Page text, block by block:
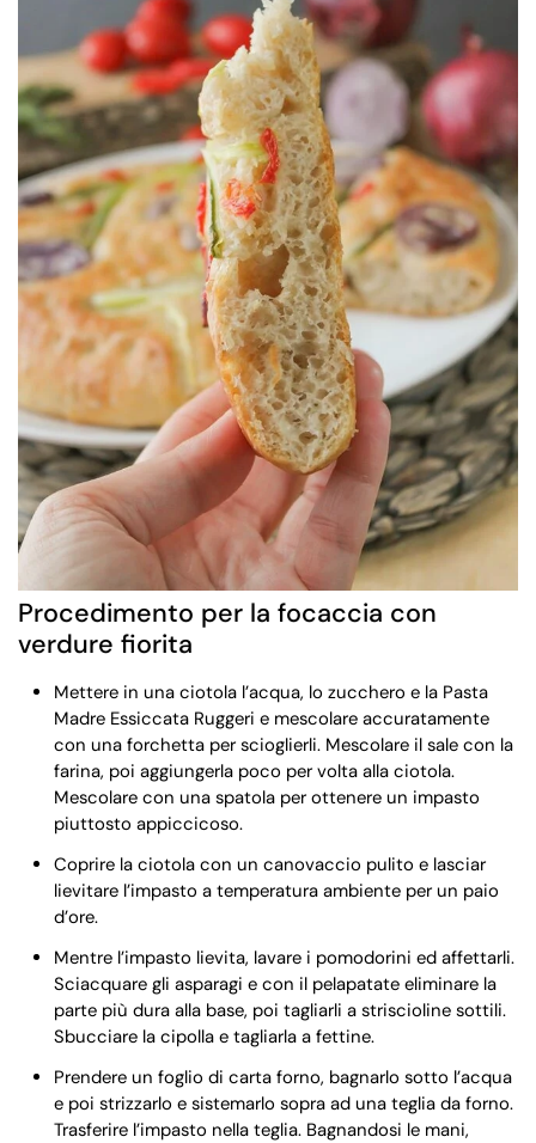
Procedimento per la focaccia con
verdure fiorita
Mettere in una ciotola l’acqua, lo zucchero e la Pasta
Madre Essiccata Ruggeri e mescolare accuratamente
con una forchetta per scioglierli. Mescolare il sale con la
farina, poi aggiungerla poco per volta alla ciotola.
Mescolare con una spatola per ottenere un impasto
piuttosto appiccicoso.
Coprire la ciotola con un canovaccio pulito e lasciar
lievitare l’impasto a temperatura ambiente per un paio
d’ore.
Mentre l’impasto lievita, lavare i pomodorini ed affettarli.
Sciacquare gli asparagi e con il pelapatate eliminare la
parte più dura alla base, poi tagliarli a striscioline sottili.
Sbucciare la cipolla e tagliarla a fettine.
Prendere un foglio di carta forno, bagnarlo sotto l’acqua
e poi strizzarlo e sistemarlo sopra ad una teglia da forno.
Trasferire l’impasto nella teglia. Bagnandosi le mani,